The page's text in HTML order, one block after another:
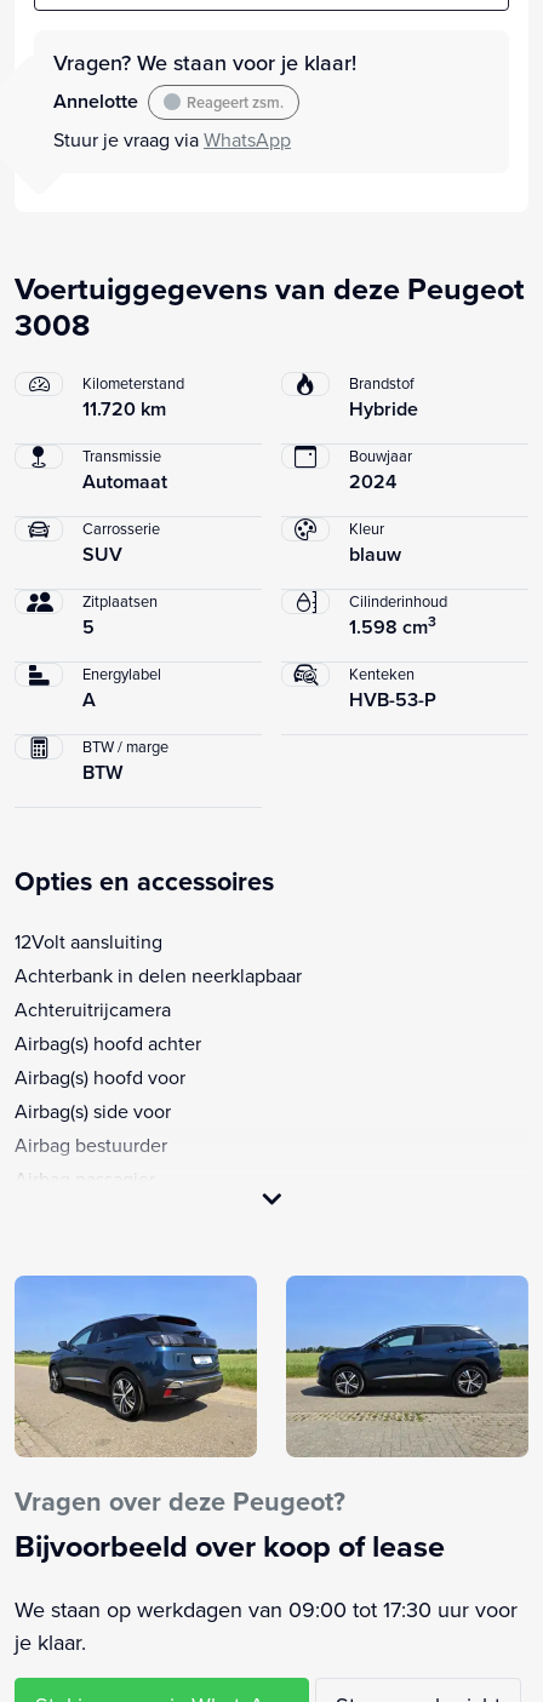
Vragen? We staan voor je klaar!
Annelotte Reageert zsm.
Stuur je vraag viaWhatsApp
Voertuiggegevens van deze Peugeot
3008
Kilometerstand
11.720 km
Brandstof
Hybride
Transmissie
Automaat
Bouwjaar
2024
Carrosserie
SUV
Kleur
blauw
Zitplaatsen
5
Cilinderinhoud
1.598 cm3
Energylabel
A
Kenteken
HVB-53-P
BTW / marge
BTW
Opties en accessoires
12Volt aansluiting
Achterbank in delen neerklapbaar
Achteruitrijcamera
Airbag(s) hoofd achter
Airbag(s) hoofd voor
Airbag(s) side voor
Airbag bestuurder
Airbag passagier
Airco met elektronische regeling
Alarm klasse 1(startblokkering)
Android Auto
Anti Blokkeer Systeem
Anti doorSlip Regeling
Apple CarPlay
Apple Carplay/Android Auto
Armsteun
Audio installatie
Autonomous Emergency Braking
Bandenspanningscontrolesysteem
Vragen over deze Peugeot?
Bijvoorbeeld over koop of lease
We staan op werkdagen van 09:00 tot 17:30 uur voor
je klaar.